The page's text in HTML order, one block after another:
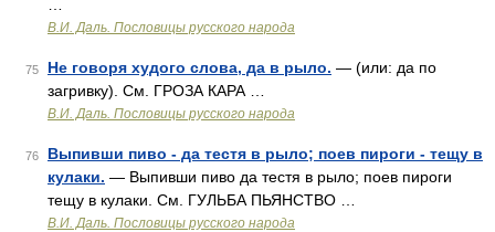
В.И. Даль. Пословицы русского народа
75 Не говоря худого слова, да в рыло. — (или: да по
загривку). См. ГРОЗА КАРА …
В.И. Даль. Пословицы русского народа
76
Выпивши пиво - да тестя в рыло; поев пироги - тещу в
кулаки. — Выпивши пиво да тестя в рыло; поев пироги
тещу в кулаки. См. ГУЛЬБА ПЬЯНСТВО …
В.И. Даль. Пословицы русского народа